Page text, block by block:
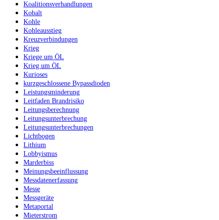
Koalitionsverhandlungen
Kobalt
Kohle
Kohleausstieg
Kreuzverbindungen
Krieg
Kriege um ÖL
Krieg um ÖL
Kurioses
kurzgeschlossene Bypassdioden
Leistungsminderung
Leitfaden Brandrisiko
Leitungsberechnung
Leitungsunterbrechung
Leitungsunterbrechungen
Lichtbogen
Lithium
Lobbyismus
Marderbiss
Meinungsbeeinflussung
Messdatenerfassung
Messe
Messgeräte
Metaportal
Mieterstrom